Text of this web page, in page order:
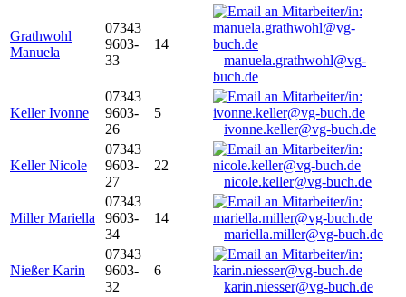
Grathwohl
Manuela
07343
9603-
33
14
manuela.grathwohl@vg-
buch.de
Keller Ivonne
07343
9603-
26
5
ivonne.keller@vg-buch.de
Keller Nicole
07343
9603-
27
22
nicole.keller@vg-buch.de
Miller Mariella
07343
9603-
34
14
mariella.miller@vg-buch.de
Nießer Karin
07343
9603-
32
6
karin.niesser@vg-buch.de